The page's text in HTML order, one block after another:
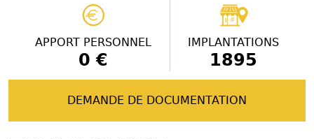
APPORT PERSONNEL
0 €
IMPLANTATIONS
1895
DEMANDE DE DOCUMENTATION